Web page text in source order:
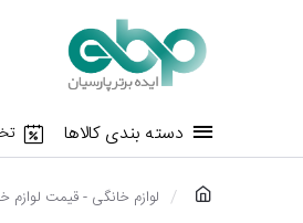
دسته بندی کالاها
لوازم خانگی - قیمت لوازم